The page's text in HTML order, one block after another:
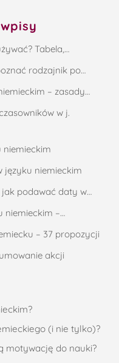
Tabela,…
rodzajnik po…
– zasady…
w j.
niemieckim
języku niemieckim
jak podawać daty w…
niemieckim –…
– 37 propozycji
akcji
(i nie tylko)?
motywację do nauki?